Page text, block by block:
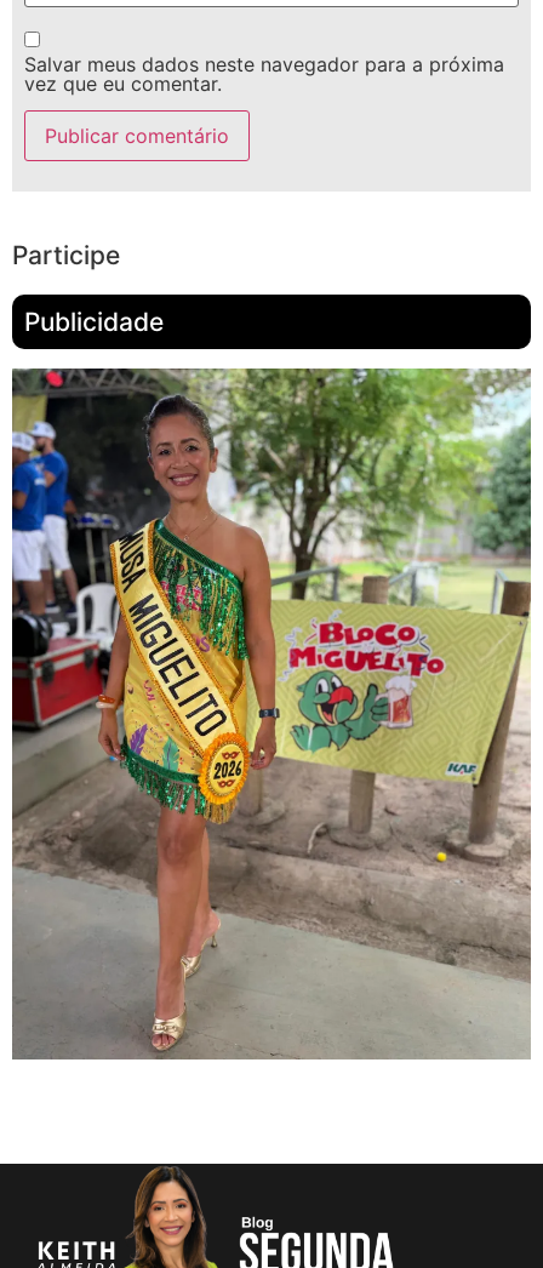
Salvar meus dados neste navegador para a próxima
vez que eu comentar.
Participe
Publicidade